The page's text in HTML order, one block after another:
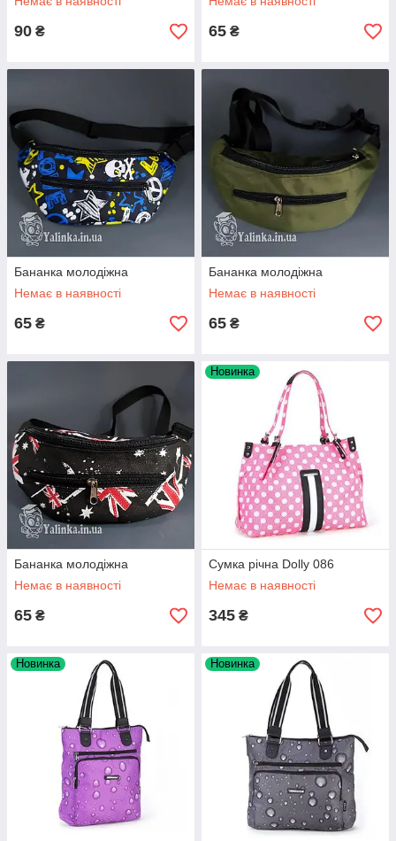
90 ₴ 65 ₴
Бананка молодіжна
Немає в наявності
65 ₴
Бананка молодіжна
Немає в наявності
65 ₴
Бананка молодіжна
Немає в наявності
65 ₴
Новинка
Сумка річна Dolly 086
Немає в наявності
345 ₴
Новинка Новинка